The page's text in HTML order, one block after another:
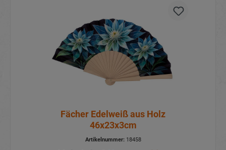
Fächer Edelweiß aus Holz
46x23x3cm
Artikelnummer:18458